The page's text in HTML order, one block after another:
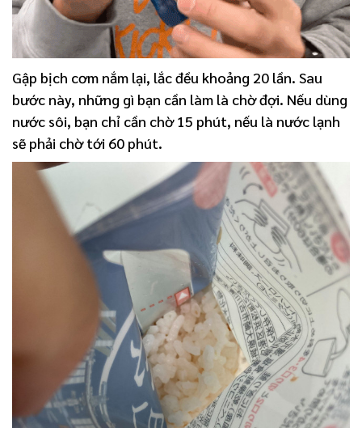
Gập bịch cơm nắm lại, lắc đều khoảng 20 lần. Sau
bước này, những gì bạn cần làm là chờ đợi. Nếu dùng
nước sôi, bạn chỉ cần chờ 15 phút, nếu là nước lạnh
sẽ phải chờ tới 60 phút.